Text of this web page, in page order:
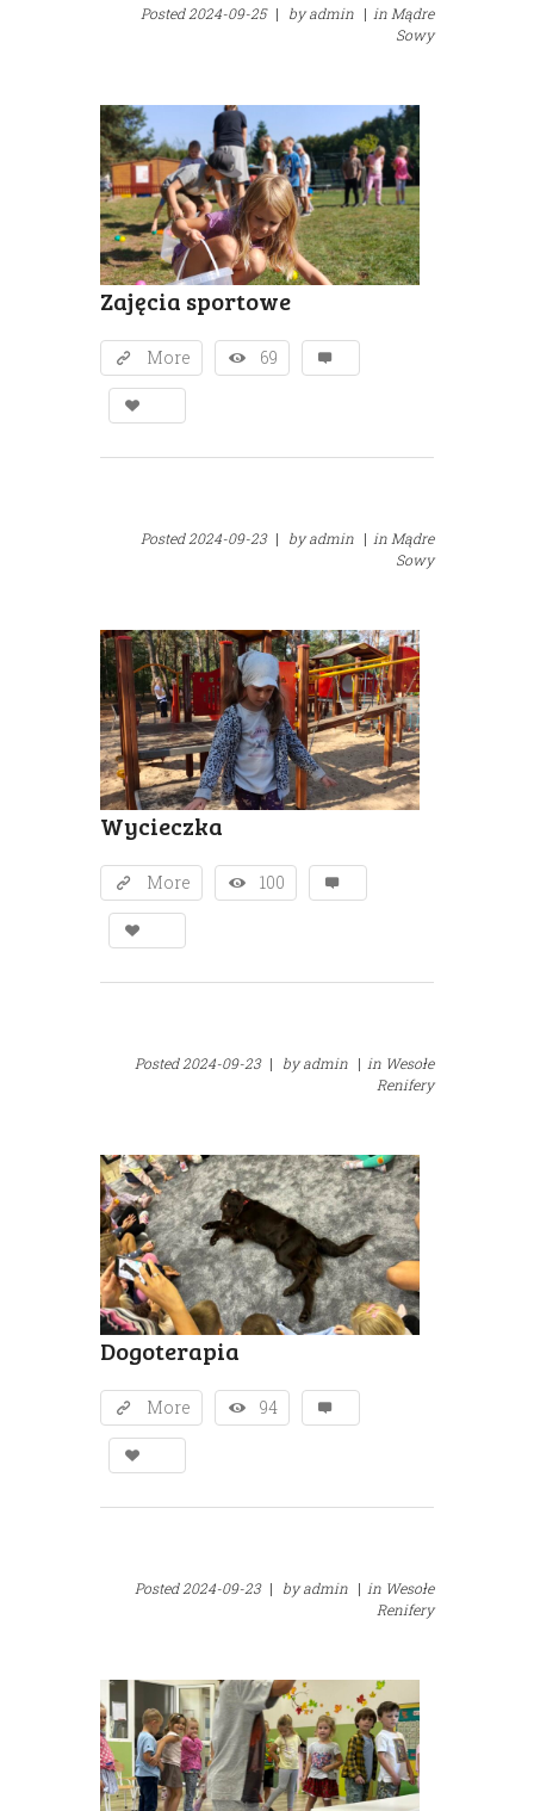
Posted2024-09-25 | byadmin | in Mądre
Sowy
Zajęcia sportowe
More 69
Posted2024-09-23 | byadmin | in Mądre
Sowy
Wycieczka
More 100
Posted2024-09-23 | byadmin | in Wesołe
Renifery
Dogoterapia
More 94
Posted2024-09-23 | byadmin | in Wesołe
Renifery